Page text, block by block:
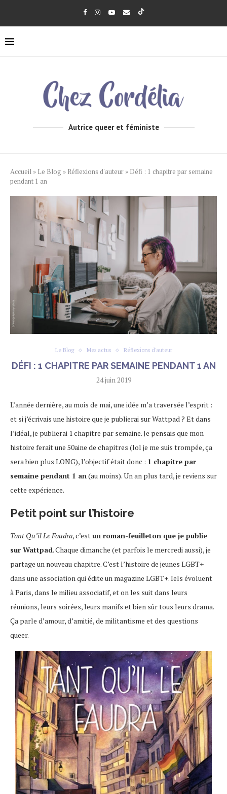
Autrice queer et féministe
Accueil » Le Blog » Réflexions d'auteur » Défi : 1 chapitre par semaine
pendant 1 an
Le Blog Mes actus Réflexions d'auteur
DÉFI : 1 CHAPITRE PAR SEMAINE PENDANT 1 AN
24 juin 2019
L’année dernière, au mois de mai, une idée m’a traversée l’esprit :
et si j’écrivais une histoire que je publierai sur Wattpad ? Et dans
l’idéal, je publierai 1 chapitre par semaine. Je pensais que mon
histoire ferait une 50aine de chapitres (lol je me suis trompée, ça
sera bien plus LONG), l’objectif était donc : 1 chapitre par
semaine pendant 1 an(au moins). Un an plus tard, je reviens sur
cette expérience.
Petit point sur l’histoire
Tant Qu’il Le Faudra, c’estun roman-feuilleton que je publie
sur Wattpad. Chaque dimanche (et parfois le mercredi aussi), je
partage un nouveau chapitre. C’est l’histoire de jeunes LGBT+
dans une association qui édite un magazine LGBT+. Iels évoluent
à Paris, dans le milieu associatif, et on les suit dans leurs
réunions, leurs soirées, leurs manifs et bien sûr tous leurs drama.
Ça parle d’amour, d’amitié, de militantisme et des questions
queer.